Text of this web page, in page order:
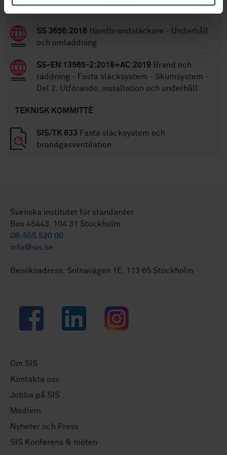
SS 3656:2018 Handbrandsläckare - Underhåll
och omladdning
SS-EN 13565-2:2018+AC:2019 Brand och
räddning - Fasta släcksystem - Skumsystem -
Del 2: Utförande, installation och underhåll
TEKNISK KOMMITTÉ
SIS/TK 633 Fasta släcksystem och
brandgasventilation
Svenska institutet för standarder
Box 45443, 104 31 Stockholm
08-555 520 00
info@sis.se
Besöksadress: Solnavägen 1E, 113 65 Stockholm
Facebook LinkedIn Instagram
Om SIS
Kontakta oss
Jobba på SIS
Medlem
Nyheter och Press
SIS Konferens & möten